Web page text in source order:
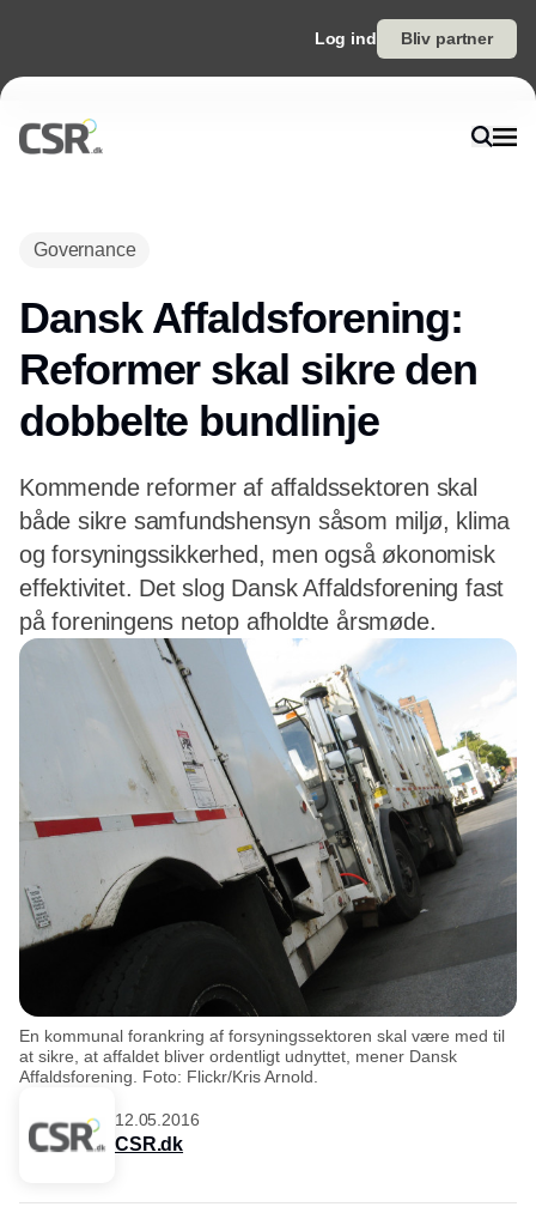
Log ind Bliv partner
Governance
Dansk Affaldsforening:
Reformer skal sikre den
dobbelte bundlinje
Kommende reformer af affaldssektoren skal
både sikre samfundshensyn såsom miljø, klima
og forsyningssikkerhed, men også økonomisk
effektivitet. Det slog Dansk Affaldsforening fast
på foreningens netop afholdte årsmøde.
En kommunal forankring af forsyningssektoren skal være med til
at sikre, at affaldet bliver ordentligt udnyttet, mener Dansk
Affaldsforening. Foto: Flickr/Kris Arnold.
12.05.2016
CSR.dk